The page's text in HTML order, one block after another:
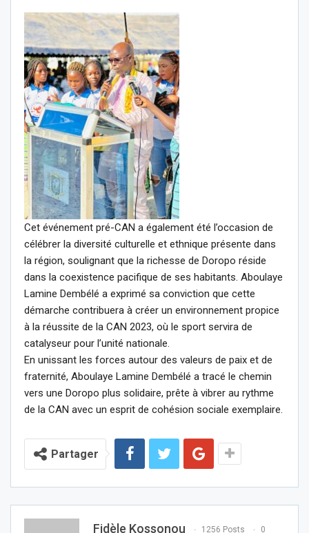
Cet événement pré-CAN a également été l’occasion de
célébrer la diversité culturelle et ethnique présente dans
la région, soulignant que la richesse de Doropo réside
dans la coexistence pacifique de ses habitants. Aboulaye
Lamine Dembélé a exprimé sa conviction que cette
démarche contribuera à créer un environnement propice
à la réussite de la CAN 2023, où le sport servira de
catalyseur pour l’unité nationale.
En unissant les forces autour des valeurs de paix et de
fraternité, Aboulaye Lamine Dembélé a tracé le chemin
vers une Doropo plus solidaire, prête à vibrer au rythme
de la CAN avec un esprit de cohésion sociale exemplaire.
Partager
Fidèle Kossonou 1256 Posts 0